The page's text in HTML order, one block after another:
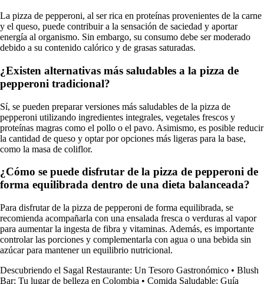
La pizza de pepperoni, al ser rica en proteínas provenientes de la carne
y el queso, puede contribuir a la sensación de saciedad y aportar
energía al organismo. Sin embargo, su consumo debe ser moderado
debido a su contenido calórico y de grasas saturadas.
¿Existen alternativas más saludables a la pizza de
pepperoni tradicional?
Sí, se pueden preparar versiones más saludables de la pizza de
pepperoni utilizando ingredientes integrales, vegetales frescos y
proteínas magras como el pollo o el pavo. Asimismo, es posible reducir
la cantidad de queso y optar por opciones más ligeras para la base,
como la masa de coliflor.
¿Cómo se puede disfrutar de la pizza de pepperoni de
forma equilibrada dentro de una dieta balanceada?
Para disfrutar de la pizza de pepperoni de forma equilibrada, se
recomienda acompañarla con una ensalada fresca o verduras al vapor
para aumentar la ingesta de fibra y vitaminas. Además, es importante
controlar las porciones y complementarla con agua o una bebida sin
azúcar para mantener un equilibrio nutricional.
Descubriendo el Sagal Restaurante: Un Tesoro Gastronómico • Blush
Bar: Tu lugar de belleza en Colombia • Comida Saludable: Guía